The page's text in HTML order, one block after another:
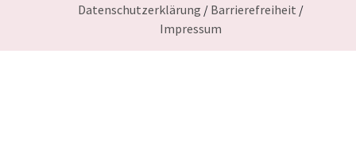
Datenschutzerklärung / Barrierefreiheit /
Impressum